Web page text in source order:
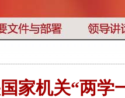
家机关“两学